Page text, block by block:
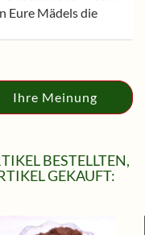
Eure Mädels die
Ihre Meinung
BESTELLTEN,
GEKAUFT: